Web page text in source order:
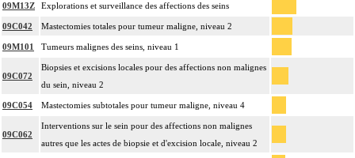
09M13Z Explorations et surveillance des affections des seins
09C042 Mastectomies totales pour tumeur maligne, niveau 2
09M101 Tumeurs malignes des seins, niveau 1
09C072
Biopsies et excisions locales pour des affections non malignes
du sein, niveau 2
09C054 Mastectomies subtotales pour tumeur maligne, niveau 4
09C062
Interventions sur le sein pour des affections non malignes
autres que les actes de biopsie et d'excision locale, niveau 2